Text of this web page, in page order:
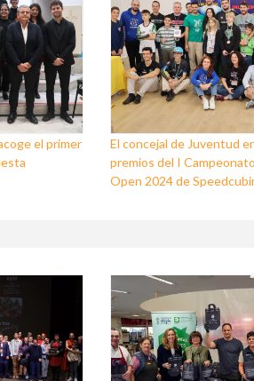
el primer
El concejal de Juventud
premios del I
Open 2024 de